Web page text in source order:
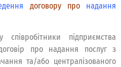
договору про
надання
підприємства
про надання послуг з
та/або централізованого